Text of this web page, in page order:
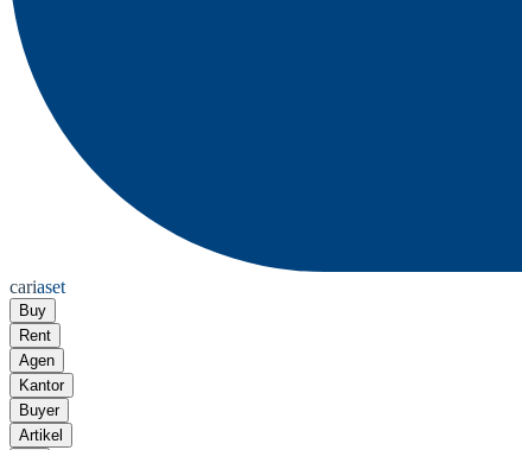
cariaset
Buy
Rent
Agen
Kantor
Buyer
Artikel